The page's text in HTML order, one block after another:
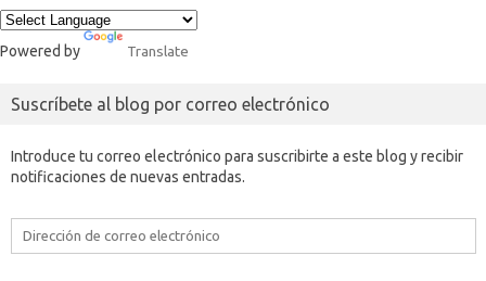
Powered by Translate
Suscríbete al blog por correo electrónico
Introduce tu correo electrónico para suscribirte a este blog y recibir
notificaciones de nuevas entradas.
Dirección